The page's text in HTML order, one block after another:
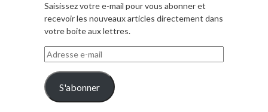
Saisissez votre e-mail pour vous abonner et
recevoir les nouveaux articles directement dans
votre boite aux lettres.
Adresse
e-
mail
S'abonner